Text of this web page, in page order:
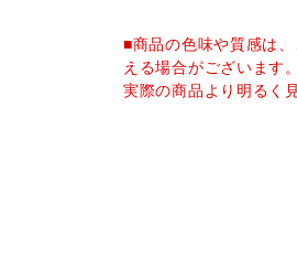
■商品の色味や質感は
える場合がございます
実際の商品より明るく